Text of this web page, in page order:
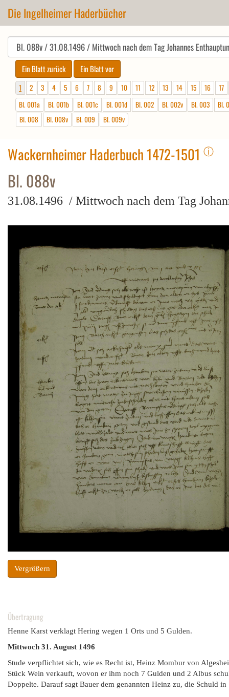
Die Ingelheimer Haderbücher
1 2 3 4 5 6 7 8 9 10 11 12 13 14 15 16
17
Bl. 001a
Bl. 001b Bl. 001c Bl. 001d Bl. 002 Bl. 002v Bl. 003
Bl.
Bl. 008
Bl. 008v Bl. 009 Bl. 009v
Wackernheimer Haderbuch 1472-1501 ⓘ
Bl. 088v
31.08.1496 / Mittwoch nach dem Tag
Vergrößern
Übertragung
Henne Karst verklagt Hering wegen 1 Orts und 5 Gulden.
Mittwoch 31. August 1496
Stude verpflichtet sich, wie es Recht ist, Heinz Mombur von
Stück Wein verkauft, wovon er ihm noch 7 Gulden und 2 Albus
Doppelte. Darauf sagt Bauer dem genannten Heinz zu, die Schuld